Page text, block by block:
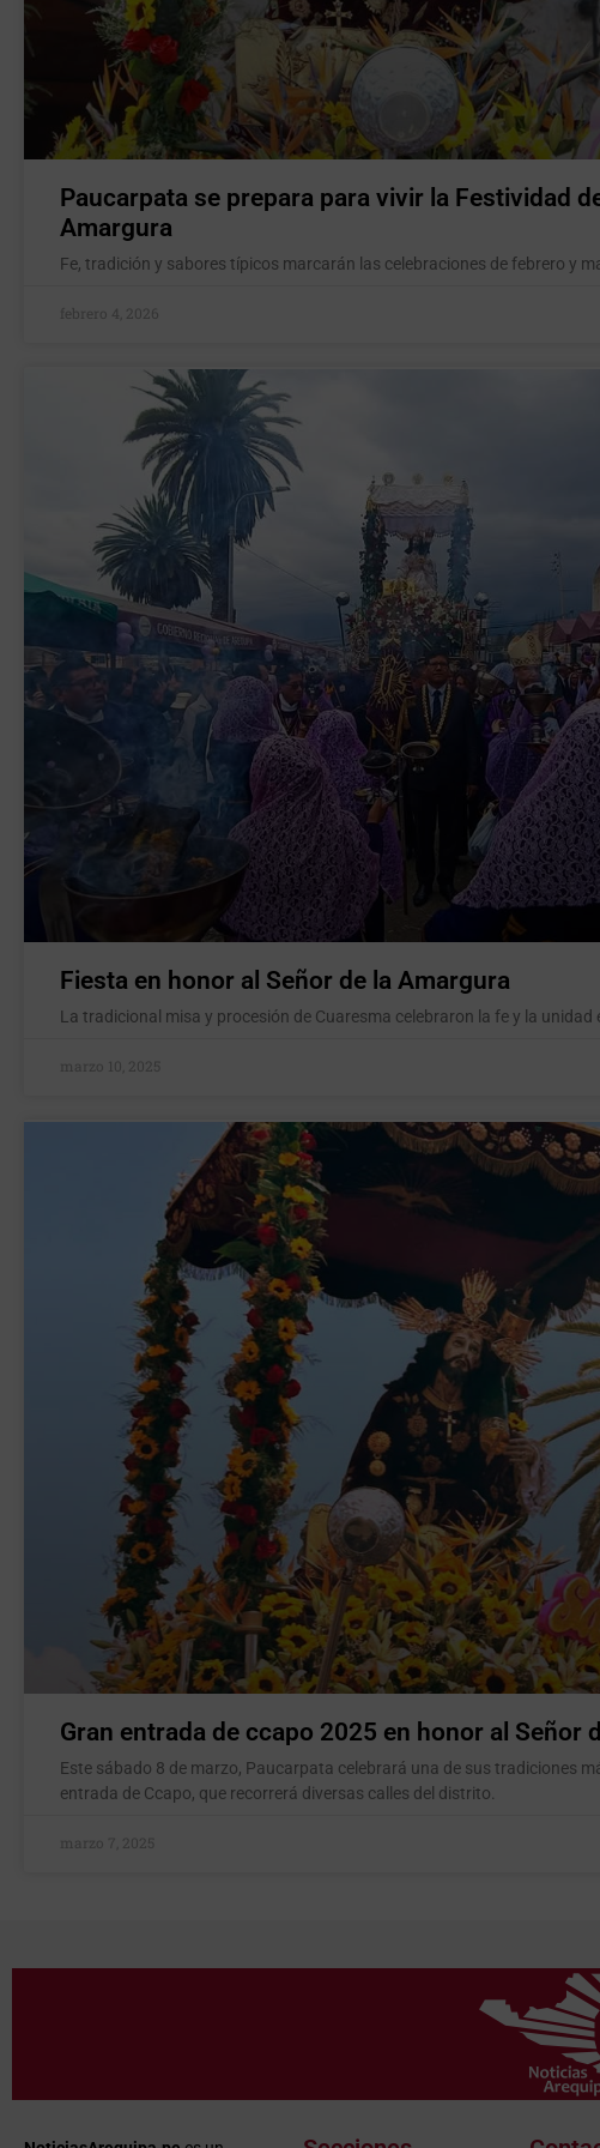
Paucarpata se prepara para vivir la Festividad
Amargura
Fe, tradición y sabores típicos marcarán las celebraciones de febrero y
febrero 4, 2026
Fiesta en honor al Señor de la Amargura
La tradicional misa y procesión de Cuaresma celebraron la fe y la unidad
marzo 10, 2025
Gran entrada de ccapo 2025 en honor al Señor
Este sábado 8 de marzo, Paucarpata celebrará una de sus tradiciones
entrada de Ccapo, que recorrerá diversas calles del distrito.
marzo 7, 2025